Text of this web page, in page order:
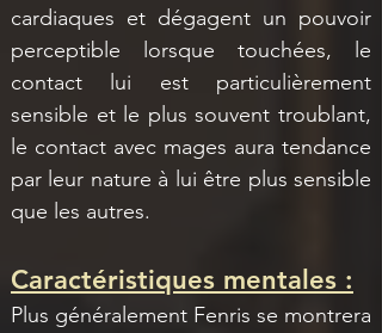
cardiaques et dégagent un pouvoir
perceptible lorsque touchées, le
contact lui est particulièrement
sensible et le plus souvent troublant,
le contact avec mages aura tendance
par leur nature à lui être plus sensible
que les autres.
Caractéristiques mentales :
Plus généralement Fenris se montrera